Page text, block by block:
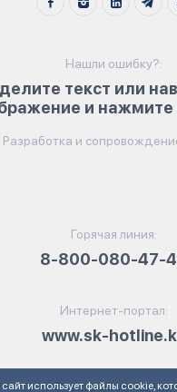
Нашли ошибку?:
текст или
и нажмите
Разработка и
Горячая линия:
8-800-080-47-
Интернет-портал:
www.sk-
Электронная почта:
использует файлы cookie,